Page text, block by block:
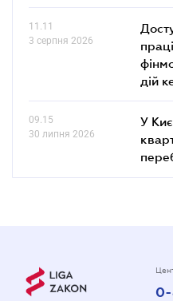
11.11
3 серпня 2026
дій
09.15
30 липня 2026
У
0-